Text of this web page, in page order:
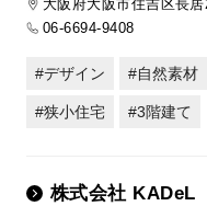
大阪府大阪市住吉区長
06-6694-9408
デザイン 自然素材
狭小住宅 3階建て
株式会社 KADeL